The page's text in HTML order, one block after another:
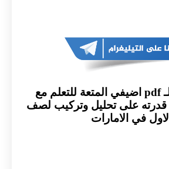
معاينة ملف الـ pdf اضيفي المتعة للتعلم مع
على تحليل وتركيب لصف
الاول في الامارات